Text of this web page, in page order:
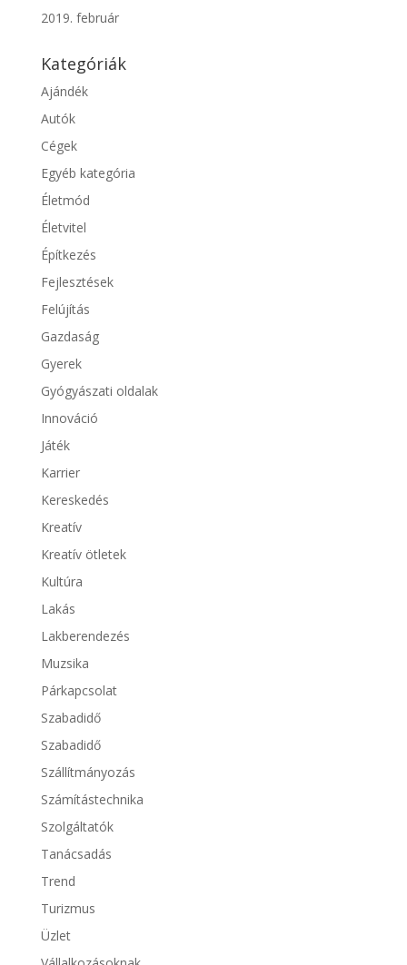
2019. február
Kategóriák
Ajándék
Autók
Cégek
Egyéb kategória
Életmód
Életvitel
Építkezés
Fejlesztések
Felújítás
Gazdaság
Gyerek
Gyógyászati oldalak
Innováció
Játék
Karrier
Kereskedés
Kreatív
Kreatív ötletek
Kultúra
Lakás
Lakberendezés
Muzsika
Párkapcsolat
Szabadidő
Szabadidő
Szállítmányozás
Számítástechnika
Szolgáltatók
Tanácsadás
Trend
Turizmus
Üzlet